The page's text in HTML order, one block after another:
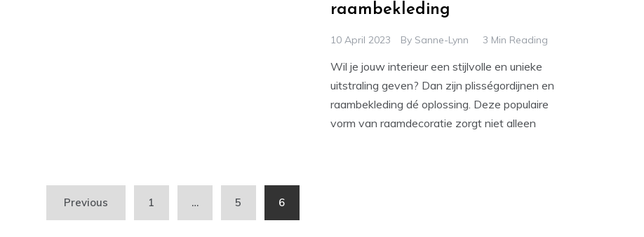
raambekleding
10 April 2023 By Sanne-Lynn 3 Min Reading
Wil je jouw interieur een stijlvolle en unieke
uitstraling geven? Dan zijn plisségordijnen en
raambekleding dé oplossing. Deze populaire
vorm van raamdecoratie zorgt niet alleen
Previous 1 … 5 6